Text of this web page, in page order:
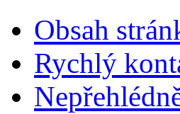
Obsah
Rychlý